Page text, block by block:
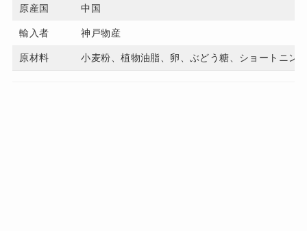
原産国 中国
輸入者 神戸物産
原材料 小麦粉、植物油脂、卵、ぶどう糖、ショートニン